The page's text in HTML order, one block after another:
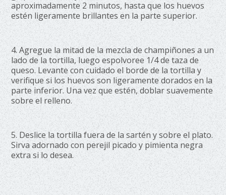
aproximadamente 2 minutos, hasta que los huevos
estén ligeramente brillantes en la parte superior.
4. Agregue la mitad de la mezcla de champiñones a un
lado de la tortilla, luego espolvoree 1/4 de taza de
queso. Levante con cuidado el borde de la tortilla y
verifique si los huevos son ligeramente dorados en la
parte inferior. Una vez que estén, doblar suavemente
sobre el relleno.
5. Deslice la tortilla fuera de la sartén y sobre el plato.
Sirva adornado con perejil picado y pimienta negra
extra si lo desea.